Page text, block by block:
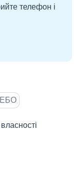
телефон і